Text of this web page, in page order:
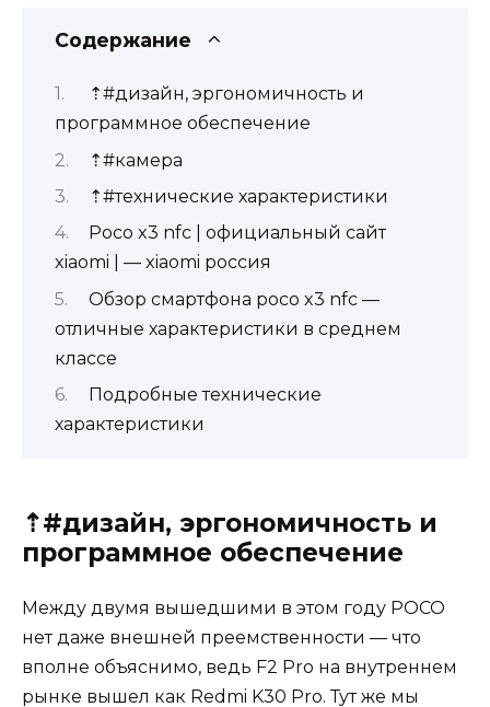
Содержание
⇡#дизайн, эргономичность и
программное обеспечение
⇡#камера
⇡#технические характеристики
Poco x3 nfc | официальный сайт
xiaomi | — xiaomi россия
Обзор смартфона poco x3 nfc —
отличные характеристики в среднем
классе
Подробные технические
характеристики
⇡#дизайн, эргономичность и
программное обеспечение
Между двумя вышедшими в этом году POCO
нет даже внешней преемственности — что
вполне объяснимо, ведь F2 Pro на внутреннем
рынке вышел как Redmi K30 Pro. Тут же мы